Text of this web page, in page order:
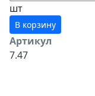
шт
В корзину
Артикул
7.47